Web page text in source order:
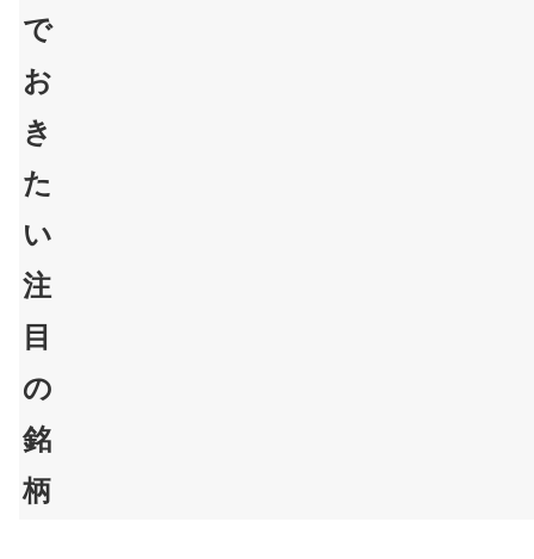
で
お
き
た
い
注
目
の
銘
柄